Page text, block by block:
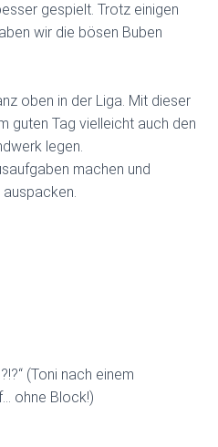
gespielt. Trotz einigen
wir die bösen Buben
oben in der Liga. Mit dieser
guten Tag vielleicht auch den
legen.
machen und
(Toni nach einem
ohne Block!)